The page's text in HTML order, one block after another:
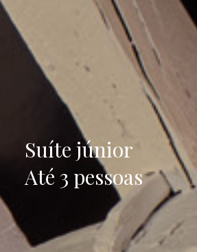
Suíte júnior
Até 3 pessoas